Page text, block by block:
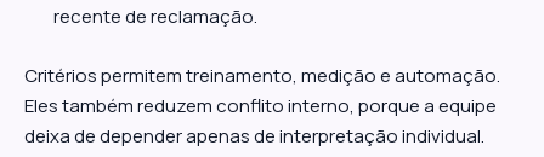
recente de reclamação.
Critérios permitem treinamento, medição e automação.
Eles também reduzem conflito interno, porque a equipe
deixa de depender apenas de interpretação individual.